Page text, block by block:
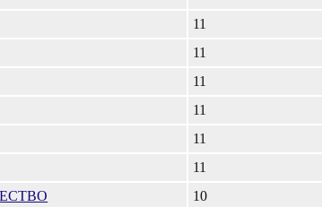
11
11
11
11
11
11
10